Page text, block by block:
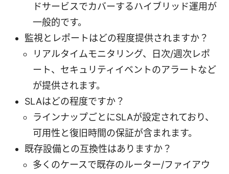
ドサービスでカバーするハイブリッド運用が
一般的です。
監視とレポートはどの程度提供されますか？
リアルタイムモニタリング、日次/週次レポ
ート、セキュリティイベントのアラートなど
が提供されます。
SLAはどの程度ですか？
ラインナップごとにSLAが設定されており、
可用性と復旧時間の保証が含まれます。
既存設備との互換性はありますか？
多くのケースで既存のルーター/ファイアウ